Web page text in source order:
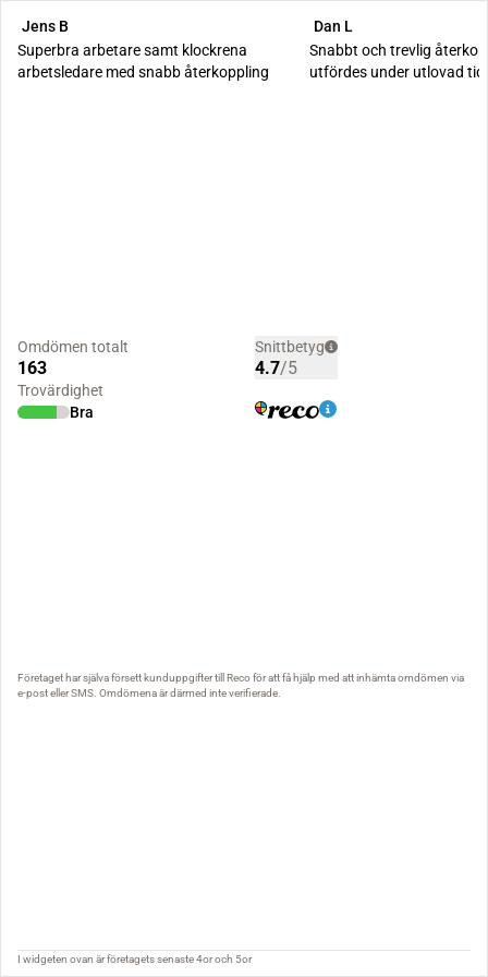
Jens B
Superbra arbetare samt klockrena
arbetsledare med snabb återkoppling
Dan L
Snabbt och trevlig
utfördes under utlovad
Omdömen totalt
163
Snittbetyg
4.7/5
Trovärdighet
Bra
Företaget har själva försett kunduppgifter till Reco för att få hjälp med att inhämta omdömen via
e-post eller SMS. Omdömena är därmed inte verifierade.
I widgeten ovan är företagets senaste 4or och 5or